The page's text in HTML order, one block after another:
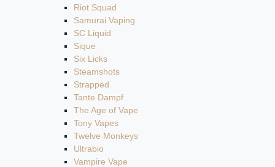
Riot Squad
Samurai Vaping
SC Liquid
Sique
Six Licks
Steamshots
Strapped
Tante Dampf
The Age of Vape
Tony Vapes
Twelve Monkeys
Ultrabio
Vampire Vape